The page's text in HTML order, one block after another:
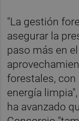
"La gestión
asegurar la
paso más en
forestales, con
energía
ha avanzado